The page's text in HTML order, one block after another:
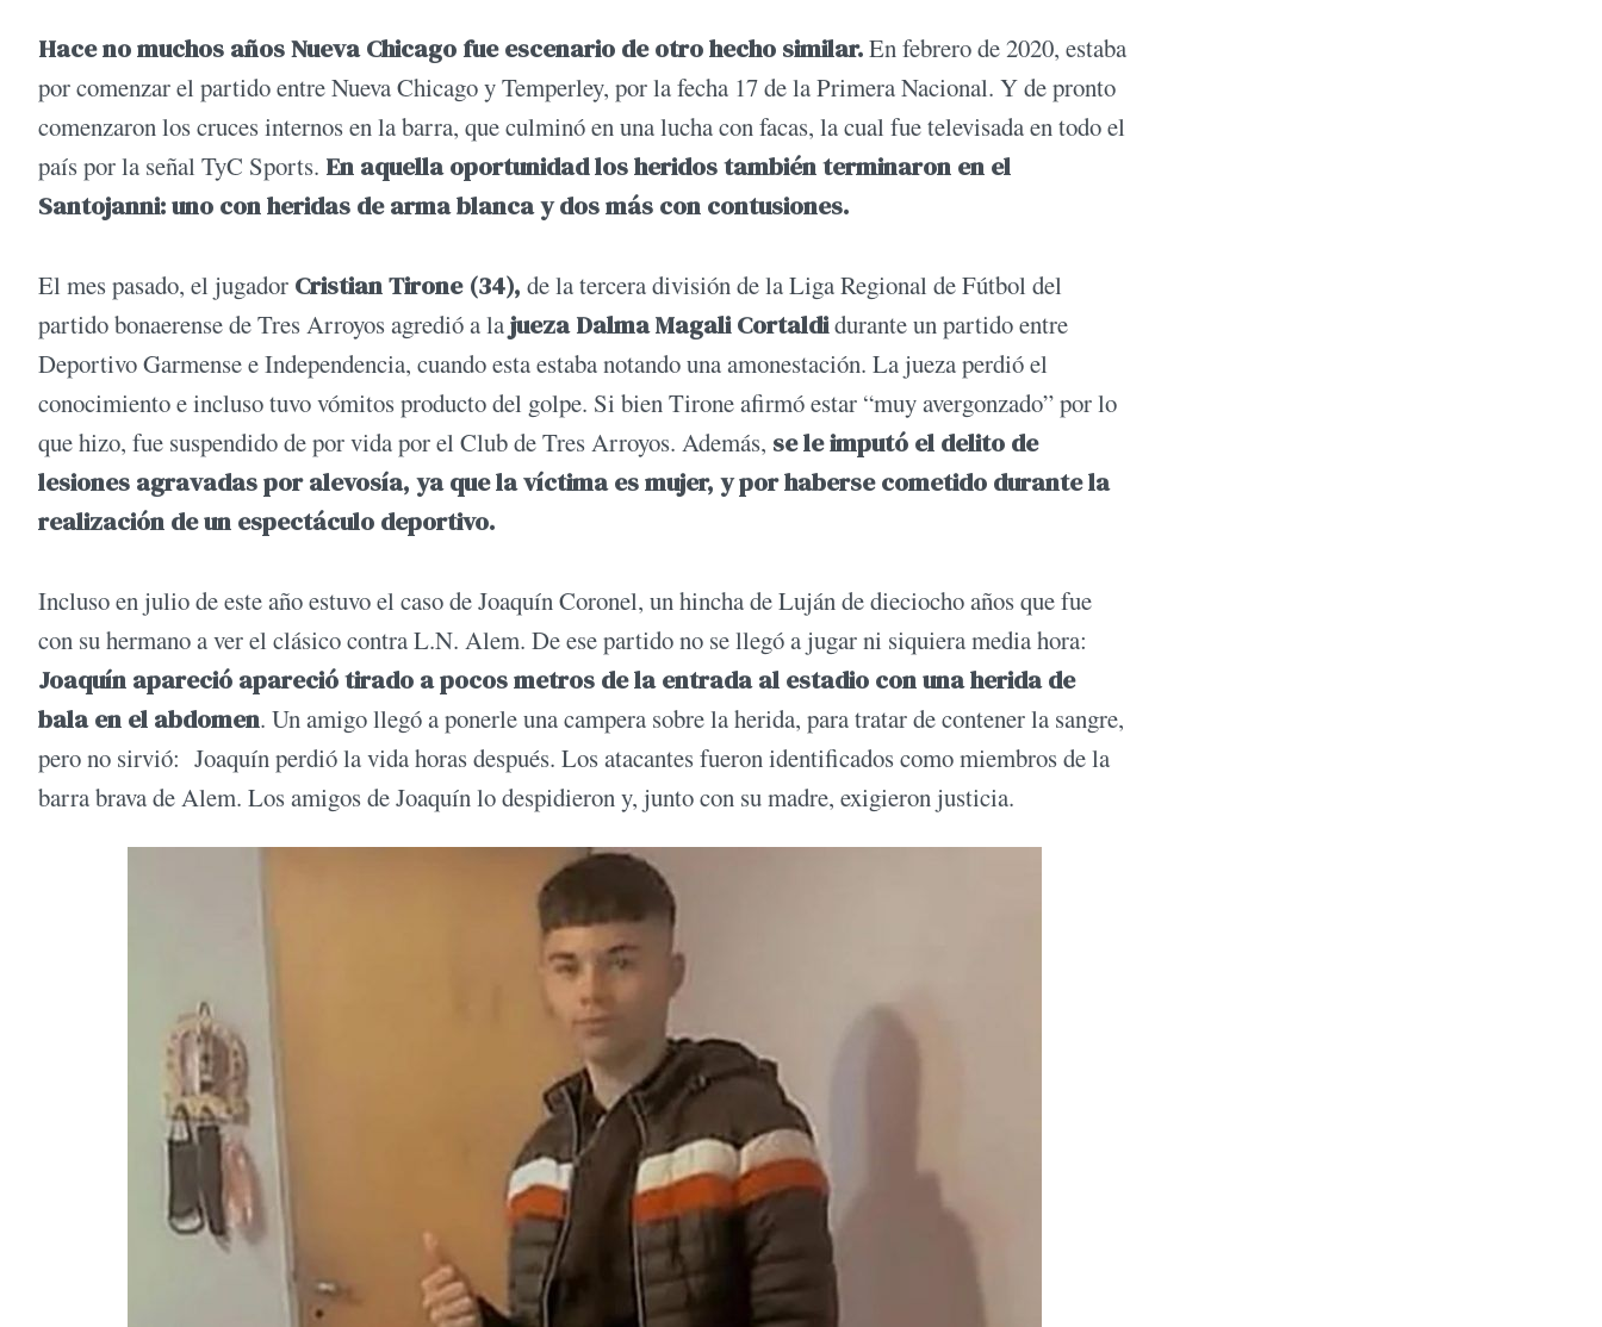
Hace no muchos años Nueva Chicago fue escenario de otro hecho similar.En febrero de 2020, estaba
por comenzar el partido entre Nueva Chicago y Temperley, por la fecha 17 de la Primera Nacional. Y de pronto
comenzaron los cruces internos en la barra, que culminó en una lucha con facas, la cual fue televisada en todo el
país por la señal TyC Sports. En aquella oportunidad los heridos también terminaron en el
Santojanni: uno con heridas de arma blanca y dos más con contusiones.
El mes pasado, el jugador Cristian Tirone (34), de la tercera división de la Liga Regional de Fútbol del
partido bonaerense de Tres Arroyos agredió a lajueza Dalma Magali Cortaldidurante un partido entre
Deportivo Garmense e Independencia, cuando esta estaba notando una amonestación. La jueza perdió el
conocimiento e incluso tuvo vómitos producto del golpe. Si bien Tirone afirmó estar “muy avergonzado” por lo
que hizo, fue suspendido de por vida por el Club de Tres Arroyos. Además, se le imputó el delito de
lesiones agravadas por alevosía, ya que la víctima es mujer, y por haberse cometido durante la
realización de un espectáculo deportivo.
Incluso en julio de este año estuvo el caso de Joaquín Coronel, un hincha de Luján de dieciocho años que fue
con su hermano a ver el clásico contra L.N. Alem. De ese partido no se llegó a jugar ni siquiera media hora:
Joaquín apareció apareció tirado a pocos metros de la entrada al estadio con una herida de
bala en el abdomen. Un amigo llegó a ponerle una campera sobre la herida, para tratar de contener la sangre,
pero no sirvió: Joaquín perdió la vida horas después. Los atacantes fueron identificados como miembros de la
barra brava de Alem. Los amigos de Joaquín lo despidieron y, junto con su madre, exigieron justicia.